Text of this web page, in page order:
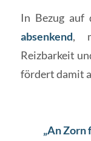
In Bezug auf
absenkend,
Reizbarkeit
fördert damit
„An